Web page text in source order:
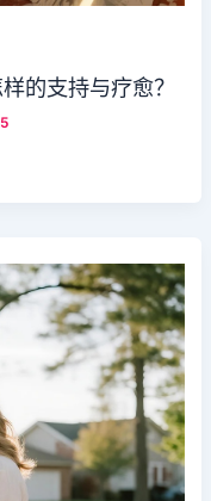
的支持与疗愈？